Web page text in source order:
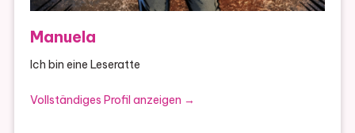
Manuela
Ich bin eine Leseratte
Vollständiges Profil anzeigen →